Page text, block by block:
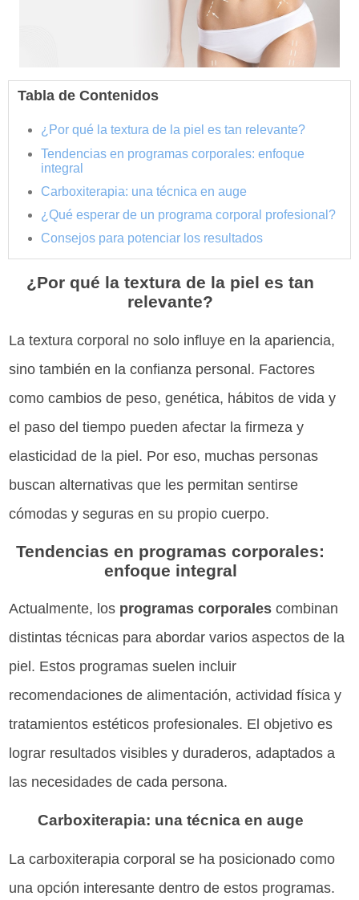
Tabla de Contenidos
¿Por qué la textura de la piel es tan relevante?
Tendencias en programas corporales: enfoque
integral
Carboxiterapia: una técnica en auge
¿Qué esperar de un programa corporal profesional?
Consejos para potenciar los resultados
¿Por qué la textura de la piel es tan
relevante?
La textura corporal no solo influye en la apariencia,
sino también en la confianza personal. Factores
como cambios de peso, genética, hábitos de vida y
el paso del tiempo pueden afectar la firmeza y
elasticidad de la piel. Por eso, muchas personas
buscan alternativas que les permitan sentirse
cómodas y seguras en su propio cuerpo.
Tendencias en programas corporales:
enfoque integral
Actualmente, los programas corporales combinan
distintas técnicas para abordar varios aspectos de la
piel. Estos programas suelen incluir
recomendaciones de alimentación, actividad física y
tratamientos estéticos profesionales. El objetivo es
lograr resultados visibles y duraderos, adaptados a
las necesidades de cada persona.
Carboxiterapia: una técnica en auge
La carboxiterapia corporal se ha posicionado como
una opción interesante dentro de estos programas.